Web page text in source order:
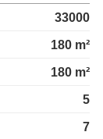
33000
180 m²
180 m²
5
7